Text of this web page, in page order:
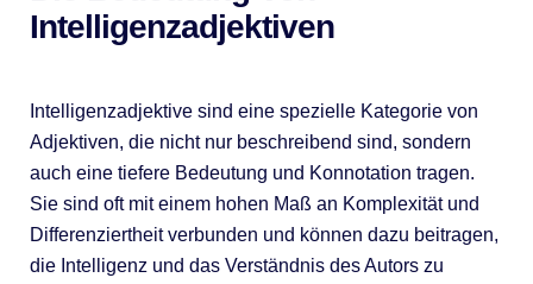
Intelligenzadjektiven
Intelligenzadjektive sind eine spezielle Kategorie von
Adjektiven, die nicht nur beschreibend sind, sondern
auch eine tiefere Bedeutung und Konnotation tragen.
Sie sind oft mit einem hohen Maß an Komplexität und
Differenziertheit verbunden und können dazu beitragen,
die Intelligenz und das Verständnis des Autors zu